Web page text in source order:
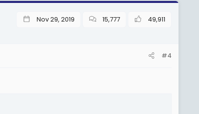
Nov 29, 2019 15,777 49,911
#4